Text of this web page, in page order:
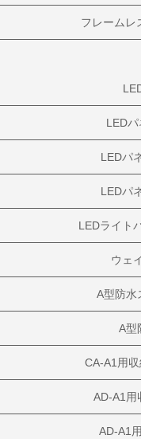
フレームレ
LED
LEDパ
LEDパ
LEDライト
ウェ
A型防水
A型
CA-A1用
AD-A1用
AD-A1